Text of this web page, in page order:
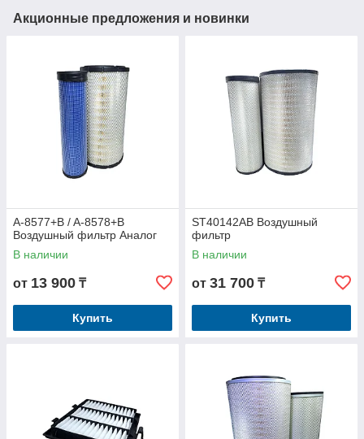
Акционные предложения и новинки
A-8577+B / A-8578+B
Воздушный фильтр Аналог
В наличии
от 13 900 ₸
Купить
ST40142AB Воздушный
фильтр
В наличии
от 31 700 ₸
Купить